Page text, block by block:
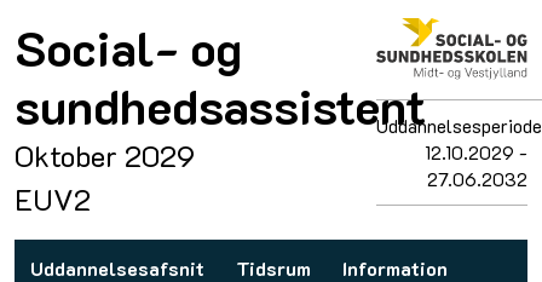
Social- og
sundhedsassistent
Oktober 2029
EUV2
12.10.2029 -
27.06.2032
Uddannelsesafsnit Tidsrum Information